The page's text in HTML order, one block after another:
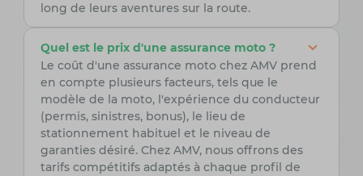
long de leurs aventures sur la route.
Quel est le prix d'une assurance moto ?
Le coût d'une assurance moto chez AMV prend
en compte plusieurs facteurs, tels que le
modèle de la moto, l'expérience du conducteur
(permis, sinistres, bonus), le lieu de
stationnement habituel et le niveau de
garanties désiré. Chez AMV, nous offrons des
tarifs compétitifs adaptés à chaque profil de